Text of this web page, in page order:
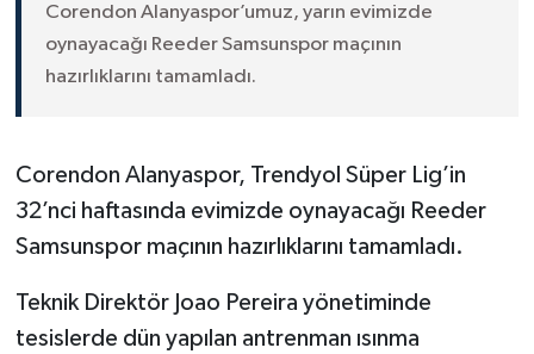
Corendon Alanyaspor’umuz, yarın evimizde
oynayacağı Reeder Samsunspor maçının
hazırlıklarını tamamladı.
Corendon Alanyaspor, Trendyol Süper Lig’in
32’nci haftasında evimizde oynayacağı Reeder
Samsunspor maçının hazırlıklarını tamamladı.
Teknik Direktör Joao Pereira yönetiminde
tesislerde dün yapılan antrenman ısınma